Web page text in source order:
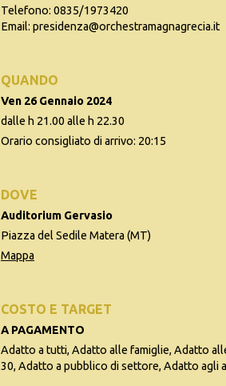
Telefono: 0835/1973420
Email: presidenza@orchestramagnagrecia.it
QUANDO
Ven 26 Gennaio 2024
dalle h 21.00 alle h 22.30
Orario consigliato di arrivo: 20:15
DOVE
Auditorium Gervasio
Piazza del Sedile Matera (MT)
Mappa
COSTO E TARGET
A PAGAMENTO
Adatto a tutti, Adatto alle famiglie, Adatto
30, Adatto a pubblico di settore, Adatto agli